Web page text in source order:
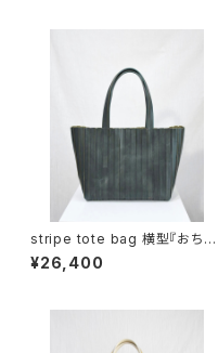
stripe tote bag 横型『おち
ば』( green )
¥26,400